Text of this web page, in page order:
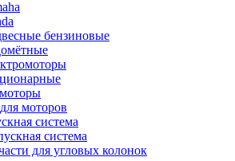
бензиновые
моторов
система
система
для угловых колонок